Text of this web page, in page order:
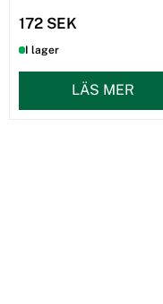
172 SEK
I lager
LÄS MER